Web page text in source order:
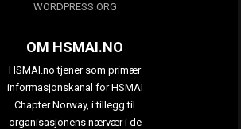
WORDPRESS.ORG
OM HSMAI.NO
HSMAI.no tjener som primær
informasjonskanal for HSMAI
Chapter Norway, i tillegg til
organisasjonens nærvær i de